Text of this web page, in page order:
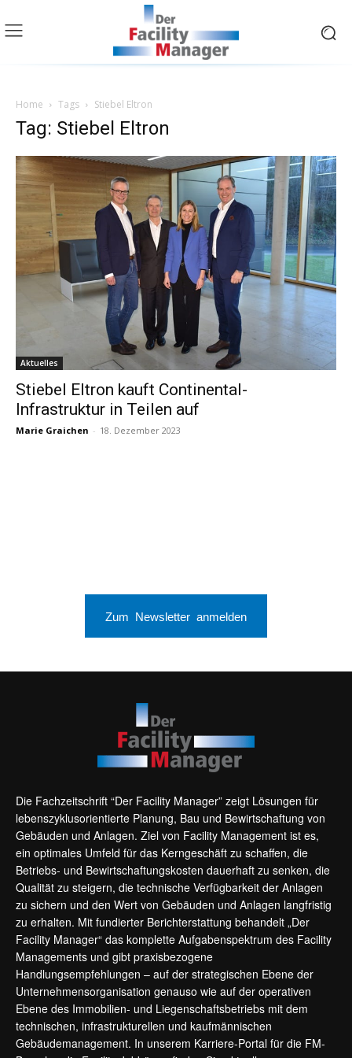
Home Tags Stiebel Eltron
Tag: Stiebel Eltron
Aktuelles
Stiebel Eltron kauft Continental-
Infrastruktur in Teilen auf
Marie Graichen - 18. Dezember 2023
Zum Newsletter anmelden
Die Fachzeitschrift “Der Facility Manager” zeigt Lösungen für
lebenszyklusorientierte Planung, Bau und Bewirtschaftung von
Gebäuden und Anlagen. Ziel von Facility Management ist es,
ein optimales Umfeld für das Kerngeschäft zu schaffen, die
Betriebs- und Bewirtschaftungskosten dauerhaft zu senken, die
Qualität zu steigern, die technische Verfügbarkeit der Anlagen
zu sichern und den Wert von Gebäuden und Anlagen langfristig
zu erhalten. Mit fundierter Berichterstattung behandelt „Der
Facility Manager“ das komplette Aufgabenspektrum des Facility
Managements und gibt praxisbezogene
Handlungsempfehlungen – auf der strategischen Ebene der
Unternehmensorganisation genauso wie auf der operativen
Ebene des Immobilien- und Liegenschaftsbetriebs mit dem
technischen, infrastrukturellen und kaufmännischen
Gebäudemanagement. In unserem Karriere-Portal für die FM-